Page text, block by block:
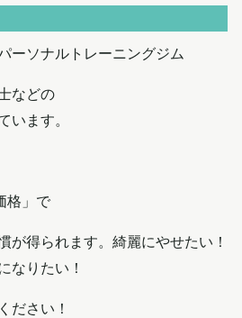
ーソナルトレーニングジム
などの
います。
格」で
が得られます。綺麗にやせたい！
なりたい！
ださい！